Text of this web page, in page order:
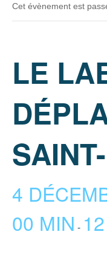
Cet évènement est
LE
4
00 MIN -